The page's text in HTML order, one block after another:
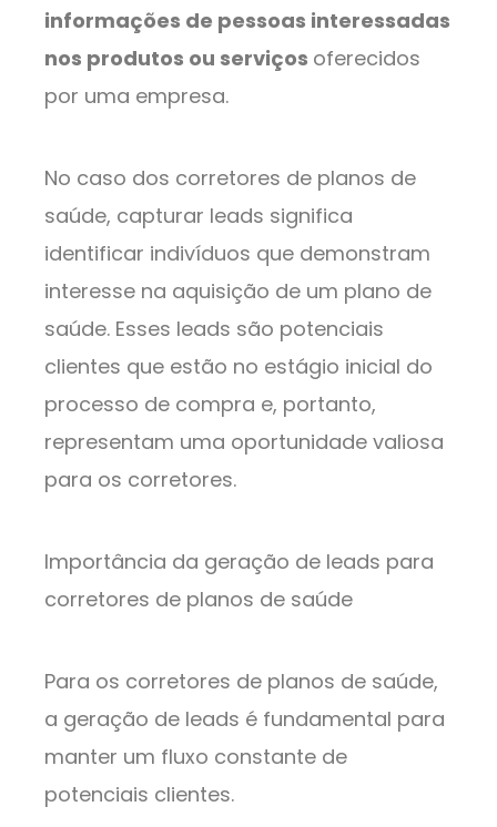
informações de pessoas interessadas
nos produtos ou serviços oferecidos
por uma empresa.
No caso dos corretores de planos de
saúde, capturar leads significa
identificar indivíduos que demonstram
interesse na aquisição de um plano de
saúde. Esses leads são potenciais
clientes que estão no estágio inicial do
processo de compra e, portanto,
representam uma oportunidade valiosa
para os corretores.
Importância da geração de leads para
corretores de planos de saúde
Para os corretores de planos de saúde,
a geração de leads é fundamental para
manter um fluxo constante de
potenciais clientes.